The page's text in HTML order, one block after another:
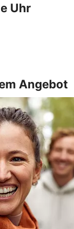
Uhr
Angebot